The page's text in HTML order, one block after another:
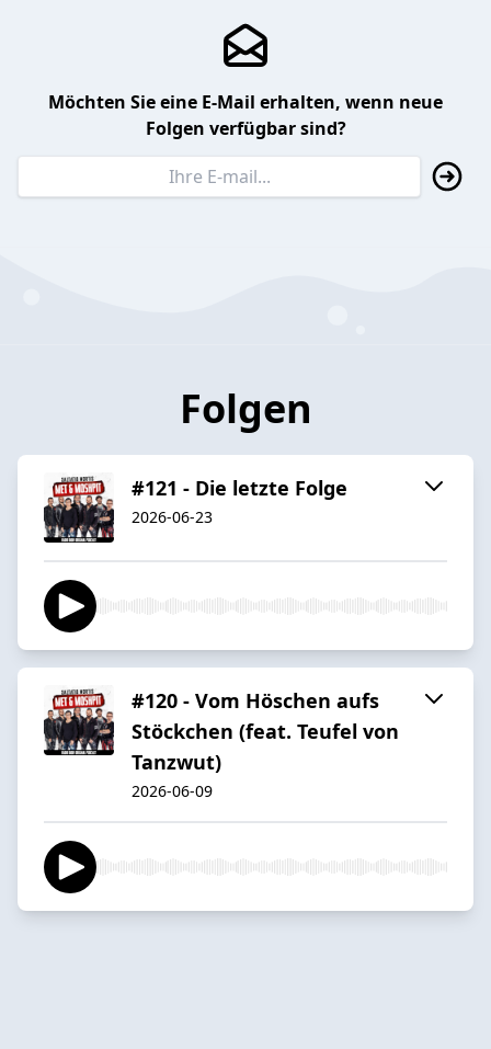
Möchten Sie eine E-Mail erhalten, wenn neue
Folgen verfügbar sind?
Folgen
#121 - Die letzte Folge
2026-06-23
#120 - Vom Höschen aufs
Stöckchen (feat. Teufel von
Tanzwut)
2026-06-09